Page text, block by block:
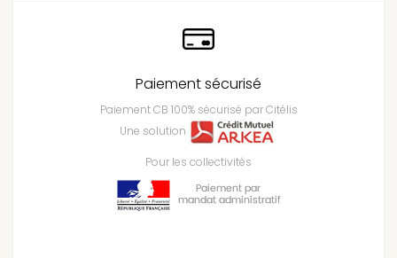
Paiement sécurisé
Paiement CB 100% sécurisé par Citélis
Une solution
Pour les collectivités